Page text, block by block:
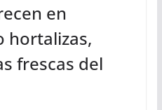
en
hortalizas,
frescas del